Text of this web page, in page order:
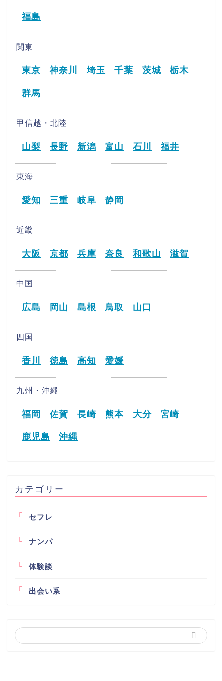
福島
関東
東京 神奈川 埼玉 千葉 茨城 栃木
群馬
甲信越・北陸
山梨 長野 新潟 富山 石川 福井
東海
愛知 三重 岐阜 静岡
近畿
大阪 京都 兵庫 奈良 和歌山 滋賀
中国
広島 岡山 島根 鳥取 山口
四国
香川 徳島 高知 愛媛
九州・沖縄
福岡 佐賀 長崎 熊本 大分 宮崎
鹿児島 沖縄
カテゴリー
セフレ
ナンパ
体験談
出会い系